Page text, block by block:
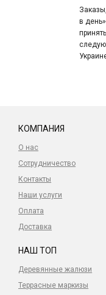
в
КОМПАНИЯ
О нас
Сотрудничество
Контакты
Наши услуги
Оплата
Доставка
НАШ ТОП
Деревянные жалюзи
Террасные маркизы